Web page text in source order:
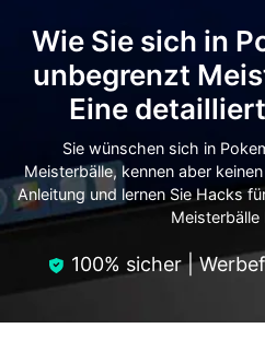
Dienstprogramme
Überblick
Lösungen
Über uns
Presseraum
Shop
Support
Alles-in-einem-Toolkit
Weitere Tools und Apps
Full Toolkit anzeigen >
Lösungen
Entdecken Sie weitere
Lernen und Unterstützung
Ressourcen & Lernen
Hilfe und Unterstützung
Android 16 FRP-Umgehung
Suchen
Wie Sie sich in
unbegrenzt
Eine
Sie wünschen sich in
Meisterbälle, kennen aber
Anleitung und lernen Sie Hacks
Meisterbälle
100% sicher |